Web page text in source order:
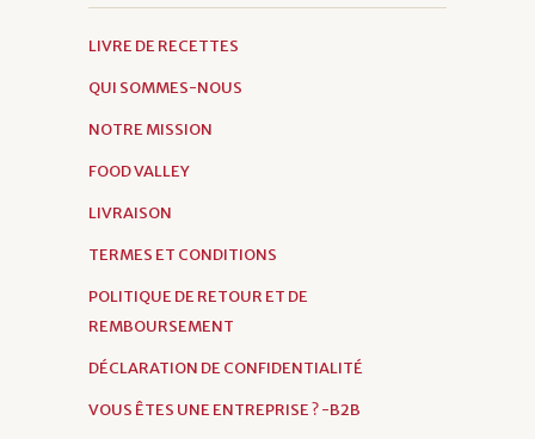
LIVRE DE RECETTES
QUI SOMMES-NOUS
NOTRE MISSION
FOOD VALLEY
LIVRAISON
TERMES ET CONDITIONS
POLITIQUE DE RETOUR ET DE
REMBOURSEMENT
DÉCLARATION DE CONFIDENTIALITÉ
VOUS ÊTES UNE ENTREPRISE ? -B2B